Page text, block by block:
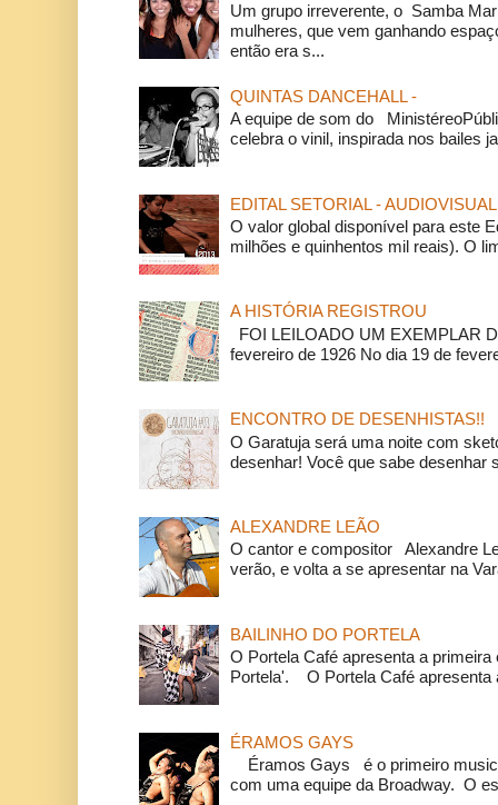
Um grupo irreverente, o Samba
mulheres, que vem ganhando
então era s...
QUINTAS DANCEHALL -
A equipe de som do
celebra o vinil, inspirada nos bailes
EDITAL SETORIAL - AUDIOVISUAL
O valor global disponível para este
milhões e quinhentos mil reais). O
A HISTÓRIA REGISTROU
FOI LEILOADO UM EXEMPLAR
fevereiro de 1926 No dia 19 de
ENCONTRO DE DESENHISTAS!!
O Garatuja será uma noite com
desenhar! Você que sabe desenhar
ALEXANDRE LEÃO
O cantor e compositor Alexandre
verão, e volta a se apresentar na
BAILINHO DO PORTELA
O Portela Café apresenta a
Portela'. O Portela Café apresenta
ÉRAMOS GAYS
Éramos Gays é o primeiro
com uma equipe da Broadway. O